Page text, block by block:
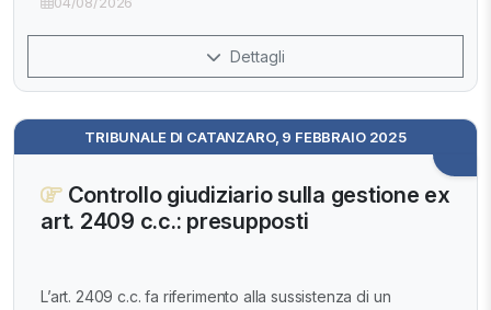
Dettagli
TRIBUNALE DI CATANZARO, 9 FEBBRAIO 2025
Controllo giudiziario sulla gestione ex
art. 2409 c.c.: presupposti
L’art. 2409 c.c. fa riferimento alla sussistenza di un